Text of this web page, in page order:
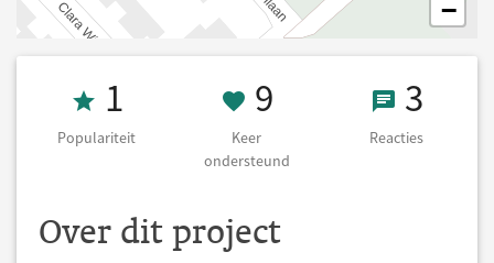
−
Populariteit 1
1
Populariteit
9 Keer
9
Keer
ondersteund
3 3
Reacties
Over dit project